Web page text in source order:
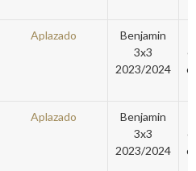
Aplazado
Benjamin
3x3
2023/2024
Aplazado
Benjamin
3x3
2023/2024